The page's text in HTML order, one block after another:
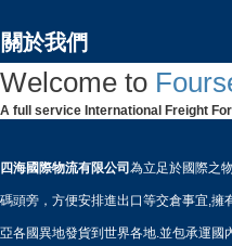
Welcome to
A full service International Freight
四海國際物流有限公司 為立足於國際之
碼頭旁，方便安排進出口等交倉事宜,擁
亞各國異地發貨到世界各地.並包承運國
關於我們